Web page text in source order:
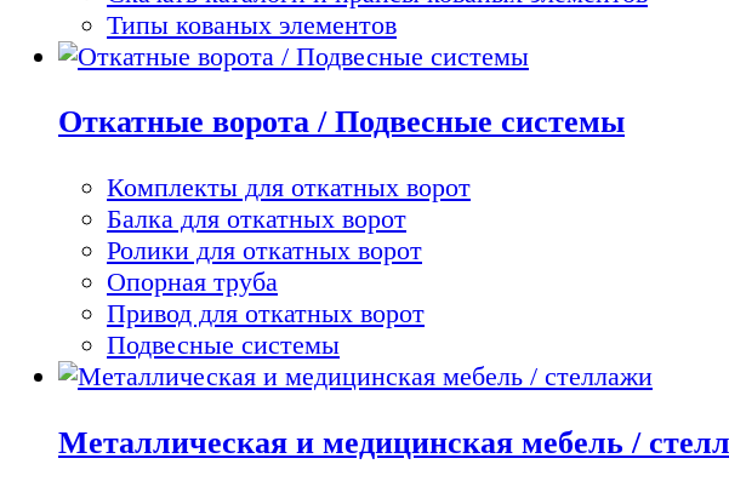
Типы кованых элементов
Откатные ворота / Подвесные системы
Комплекты для откатных ворот
Балка для откатных ворот
Ролики для откатных ворот
Опорная труба
Привод для откатных ворот
Подвесные системы
Металлическая и медицинская мебель /